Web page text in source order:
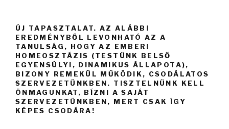
ÚJ TAPASZTALAT. AZ ALÁBBI
EREDMÉNYBŐL LEVONHATÓ AZ A
TANULSÁG, HOGY AZ EMBERI
HOMEOSZTÁZIS (TESTÜNK BELSŐ
EGYENSÚLYI, DINAMIKUS ÁLLAPOTA),
BIZONY REMEKÜL MŰKÖDIK, CSODÁLATOS
SZERVEZETÜNKBEN. TISZTELNÜNK KELL
ÖNMAGUNKAT, BÍZNI A SAJÁT
SZERVEZETÜNKBEN, MERT CSAK ÍGY
KÉPES CSODÁRA!